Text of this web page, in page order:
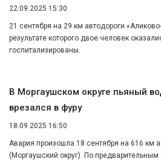
22.09.2025 15:30
21 сентября на 29 км автодороги
результате которого двое человек
госпитализированы.
В Моргаушском округе пьяный
врезался в фуру
18.09.2025 16:50
Авария произошла 18 сентября на 616 км
(Моргаушский округ). По